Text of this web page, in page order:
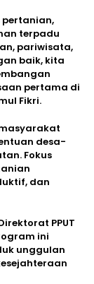
pertanian,
terpadu
pariwisata,
baik, kita
pertama di
Fikri.
desa-
Fokus
dan
PPUT
ini
unggulan